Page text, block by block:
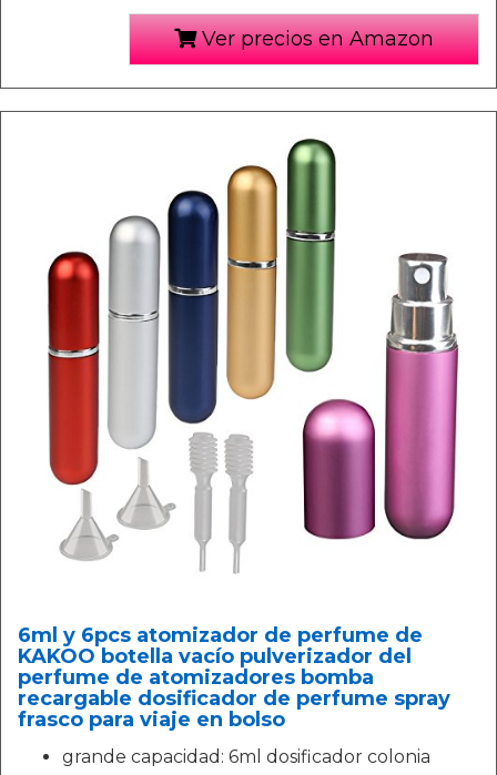
Ver precios en Amazon
6ml y 6pcs atomizador de perfume de
KAKOO botella vacío pulverizador del
perfume de atomizadores bomba
recargable dosificador de perfume spray
frasco para viaje en bolso
grande capacidad: 6ml dosificador colonia